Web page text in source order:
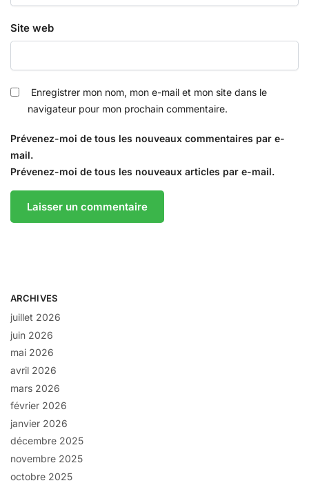
Site web
Enregistrer mon nom, mon e-mail et mon site dans le
navigateur pour mon prochain commentaire.
Prévenez-moi de tous les nouveaux commentaires par e-
mail.
Prévenez-moi de tous les nouveaux articles par e-mail.
ARCHIVES
juillet 2026
juin 2026
mai 2026
avril 2026
mars 2026
février 2026
janvier 2026
décembre 2025
novembre 2025
octobre 2025